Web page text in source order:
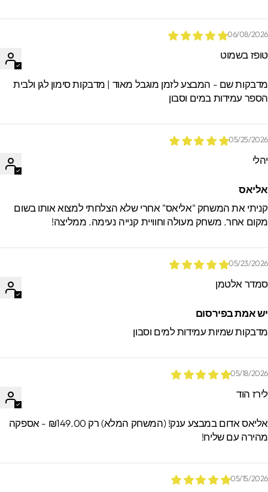
06/08/
בשמוט
שם - המבצע לזמן מוגבל מאוד | מדבקות סימון לגן ולבית
עמידות במים וסבון
05/25/
את המשחק "אליאס" אחרי שלא הצלחתי למצוא אותו בשום
אחר. משחק מעולה וחוויית קנייה נעימה. ממליצה!
05/23/
אלטמן
אמת בפירסום
שמיות עמידות למים וסבון
05/18/
הוד
אליאס אדום במבצע ענק! (המשחק המלא) רק ₪149.00 - אספקה
עם שליח!
05/15/